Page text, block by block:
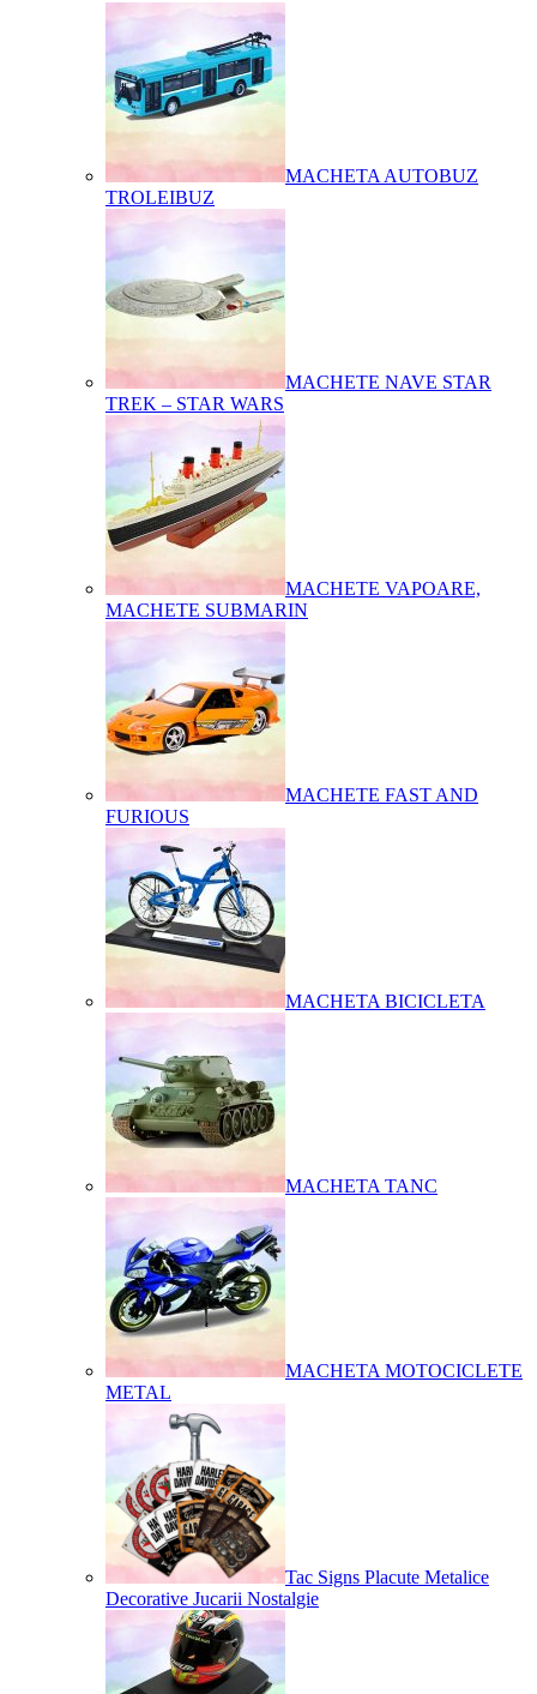
MACHETA AUTOBUZ
TROLEIBUZ
MACHETE NAVE STAR
TREK – STAR WARS
MACHETE VAPOARE,
MACHETE SUBMARIN
MACHETE FAST AND
FURIOUS
MACHETA BICICLETA
MACHETA TANC
MACHETA MOTOCICLETE
METAL
Tac Signs Placute Metalice
Decorative Jucarii Nostalgie